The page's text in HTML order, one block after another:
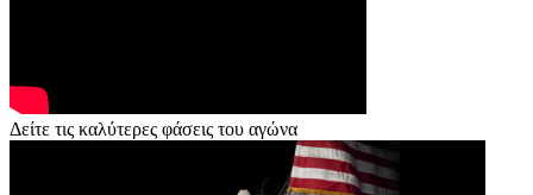
Δείτε τις καλύτερες φάσεις του αγώνα